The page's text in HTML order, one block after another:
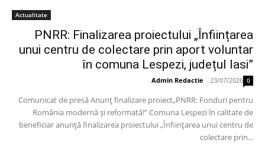
Actualitate
PNRR: Finalizarea proiectului „Înființarea
unui centru de colectare prin aport voluntar
în comuna Lespezi, județul Iasi”
Admin Redactie - 23/07/2026 0
Comunicat de presă Anunț finalizare proiect„PNRR: Fonduri pentru
România modernă și reformată!” Comuna Lespezi în calitate de
beneficiar anunță finalizarea proiectului „Înființarea unui centru de
colectare prin...